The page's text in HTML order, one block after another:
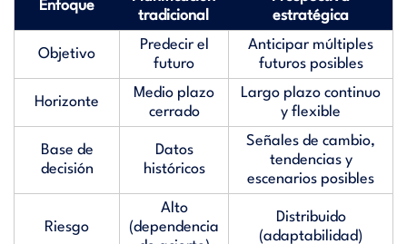
Enfoque
tradicional
estratégica
Objetivo
Predecir el
futuro
Anticipar múltiples
futuros posibles
Horizonte
Medio plazo
cerrado
Largo plazo continuo
y flexible
Base de
decisión
Datos
históricos
Señales de cambio,
tendencias y
escenarios posibles
Riesgo
Alto
(dependencia
Distribuido
(adaptabilidad)